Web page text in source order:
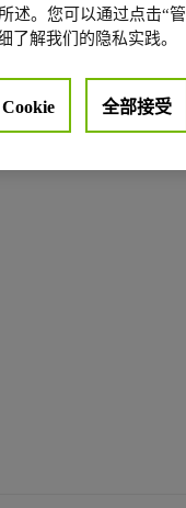
述。您可以通过点击“管
了解我们的隐私实践。
全部接受